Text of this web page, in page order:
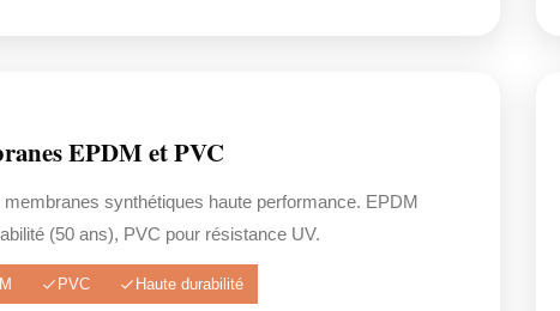
EPDM et PVC
membranes synthétiques haute performance. EPDM
(50 ans), PVC pour résistance UV.
PVC Haute durabilité